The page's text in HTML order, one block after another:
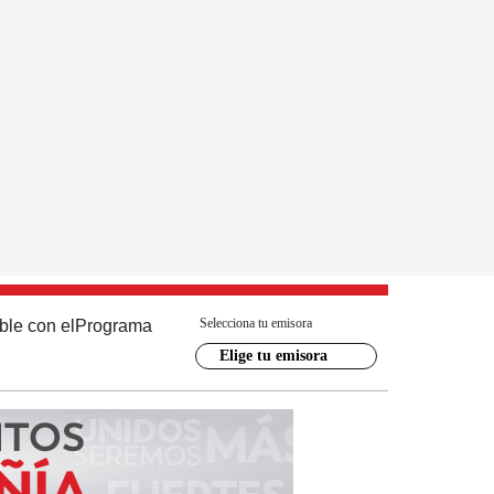
con el Programa Selecciona tu emisora
Elige tu emisora